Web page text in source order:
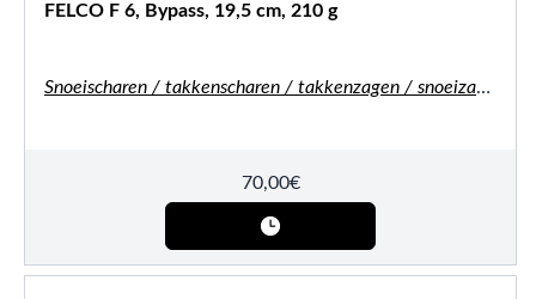
FELCO F 6, Bypass, 19,5 cm, 210 g
Snoeischaren / takkenscharen / takkenzagen / snoeizagen
70,00€